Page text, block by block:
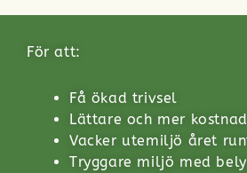
För att:
Få ökad trivsel
Lättare och mer
Vacker utemiljö året
Tryggare miljö med